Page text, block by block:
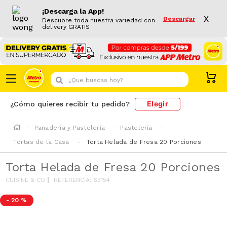
¡Descarga la App!
Descubre toda nuestra variedad con
delivery GRATIS
Descargar X
¿Que buscas hoy?
¿Cómo quieres recibir tu pedido? Elegir
Panadería y Pastelería
Pastelería
Tortas de la Casa
Torta Helada de Fresa 20 Porciones
Torta Helada de Fresa 20 Porciones
CUISINE & CO REFERENCIA: 63154
- 20 %